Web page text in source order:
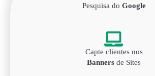
Pesquisa do Google
Capte clientes nos
Banners de Sites